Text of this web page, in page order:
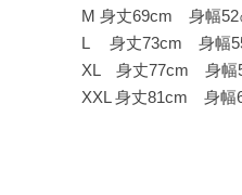
M 身丈69cm 身幅52㎝
L 身丈73cm 身幅55
XL 身丈77cm 身幅58
XXL 身丈81cm 身幅63